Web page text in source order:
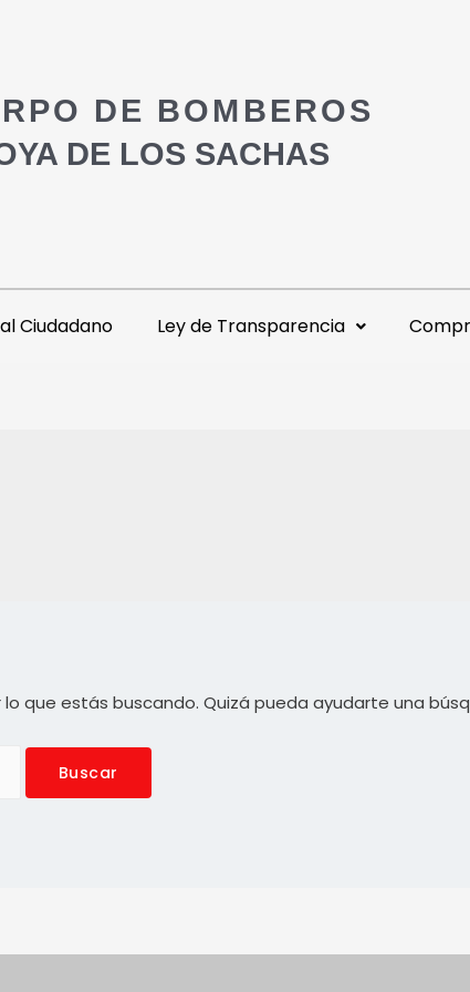
DE BOMBEROS
DE LOS SACHAS
Ciudadano Ley de Transparencia
que estás buscando. Quizá pueda ayudarte una